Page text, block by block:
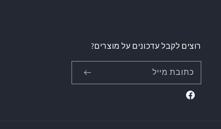
רוצים לקבל עדכונים על מוצרים?
כתובת מייל
Facebook